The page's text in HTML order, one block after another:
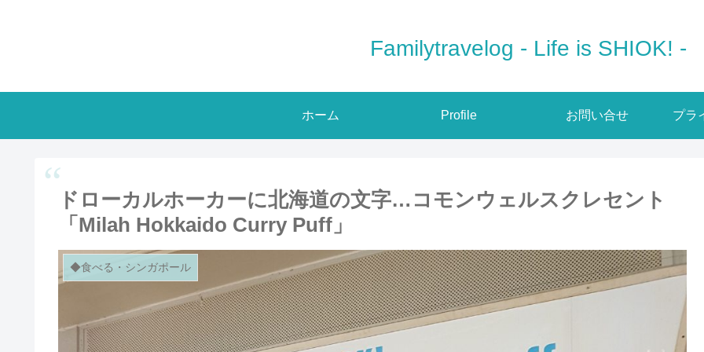
Familytravelog - Life is SHIOK! -
ホーム Profile お問い合せ プラ
ドローカルホーカーに北海道の文字…コモンウェルスクレセント
「Milah Hokkaido Curry Puff」
◆食べる・シンガポール